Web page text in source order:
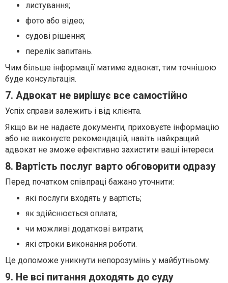
листування;
фото або відео;
судові рішення;
перелік запитань.
Чим більше інформації матиме адвокат, тим точнішою
буде консультація.
7. Адвокат не вирішує все самостійно
Успіх справи залежить і від клієнта.
Якщо ви не надаєте документи, приховуєте інформацію
або не виконуєте рекомендацій, навіть найкращий
адвокат не зможе ефективно захистити ваші інтереси.
8. Вартість послуг варто обговорити одразу
Перед початком співпраці бажано уточнити:
які послуги входять у вартість;
як здійснюється оплата;
чи можливі додаткові витрати;
які строки виконання роботи.
Це допоможе уникнути непорозумінь у майбутньому.
9. Не всі питання доходять до суду